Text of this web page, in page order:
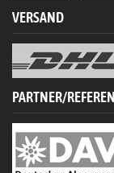
VERSAND
PARTNER/